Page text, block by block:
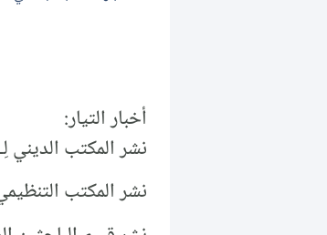
أخبار التيار:
نشر المكتب الديني لِـ تيار
نشر المكتب